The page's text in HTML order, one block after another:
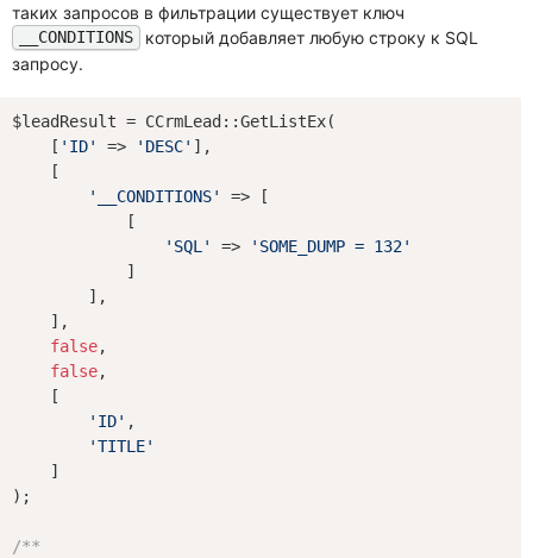
таких запросов в фильтрации существует ключ
__CONDITIONS
который добавляет любую строку к SQL
запросу.
$leadResult = CCrmLead::GetListEx(
    [
'ID' => 'DESC' ],
    [
'__CONDITIONS'
=> [
            [
'SQL'
=>
'SOME_DUMP = 132'
            ]
        ],
    ],
false,
false,
    [
'ID' ,
'TITLE'
    ]
);
/**